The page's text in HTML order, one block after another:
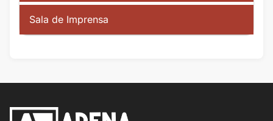
Sala de Imprensa